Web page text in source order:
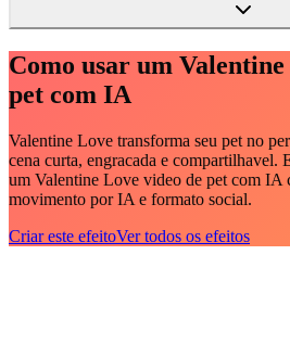
Como usar um
pet com IA
Valentine Love transforma seu pet no
cena curta, engracada e compartilhavel.
um Valentine Love video de pet com IA
movimento por IA e formato social.
Criar este efeitoVer todos os efeitos